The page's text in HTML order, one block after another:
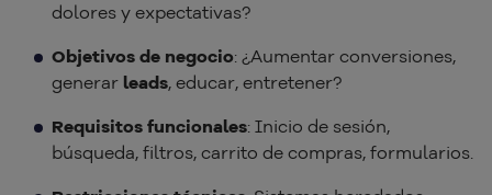
dolores y expectativas?
Objetivos de negocio: ¿Aumentar conversiones,
generar leads, educar, entretener?
Requisitos funcionales: Inicio de sesión,
búsqueda, filtros, carrito de compras, formularios.